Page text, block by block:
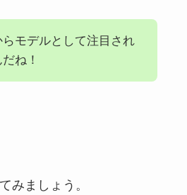
モデルとして注目され
ね！
みましょう。